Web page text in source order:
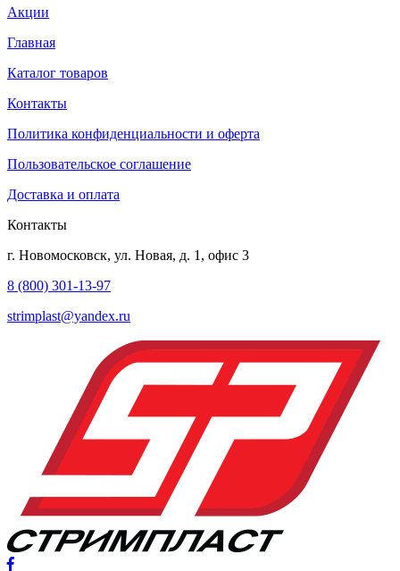
Акции
Главная
Каталог товаров
Контакты
Политика конфиденциальности и оферта
Пользовательское соглашение
Доставка и оплата
Контакты
г. Новомосковск, ул. Новая, д. 1, офис 3
8 (800) 301-13-97
strimplast@yandex.ru